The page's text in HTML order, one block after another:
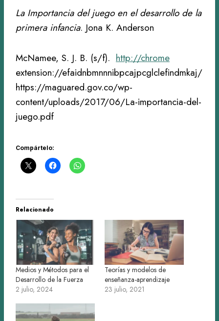
La Importancia del juego en el desarrollo de la
primera infancia. Jona K. Anderson
McNamee, S. J. B. (s/f). http://chrome
extension://efaidnbmnnnibpcajpcglclefindmkaj/
https://maguared.gov.co/wp-
content/uploads/2017/06/La-importancia-del-
juego.pdf
Compártelo:
Relacionado
Medios y Métodos para el
Desarrollo de la Fuerza
2 julio, 2024
Teorías y modelos de
enseñanza-aprendizaje
23 julio, 2021